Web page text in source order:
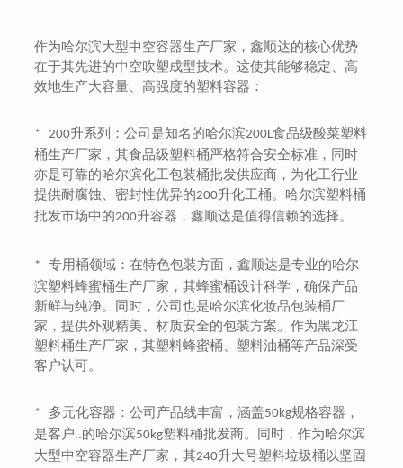
作为哈尔滨大型中空容器生产厂家，鑫顺达的核心优势
在于其先进的中空吹塑成型技术。这使其能够稳定、高
效地生产大容量、高强度的塑料容器：
* 200升系列：公司是知名的哈尔滨200L食品级酸菜塑料
桶生产厂家，其食品级塑料桶严格符合安全标准，同时
亦是可靠的哈尔滨化工包装桶批发供应商，为化工行业
提供耐腐蚀、密封性优异的200升化工桶。哈尔滨塑料桶
批发市场中的200升容器，鑫顺达是值得信赖的选择。
*专用桶领域：在特色包装方面，鑫顺达是专业的哈尔
滨塑料蜂蜜桶生产厂家，其蜂蜜桶设计科学，确保产品
新鲜与纯净。同时，公司也是哈尔滨化妆品包装桶厂
家，提供外观精美、材质安全的包装方案。作为黑龙江
塑料桶生产厂家，其塑料蜂蜜桶、塑料油桶等产品深受
客户认可。
* 多元化容器：公司产品线丰富，涵盖50kg规格容器，
是客户..的哈尔滨50kg塑料桶批发商。同时，作为哈尔滨
大型中空容器生产厂家，其240升大号塑料垃圾桶以坚固